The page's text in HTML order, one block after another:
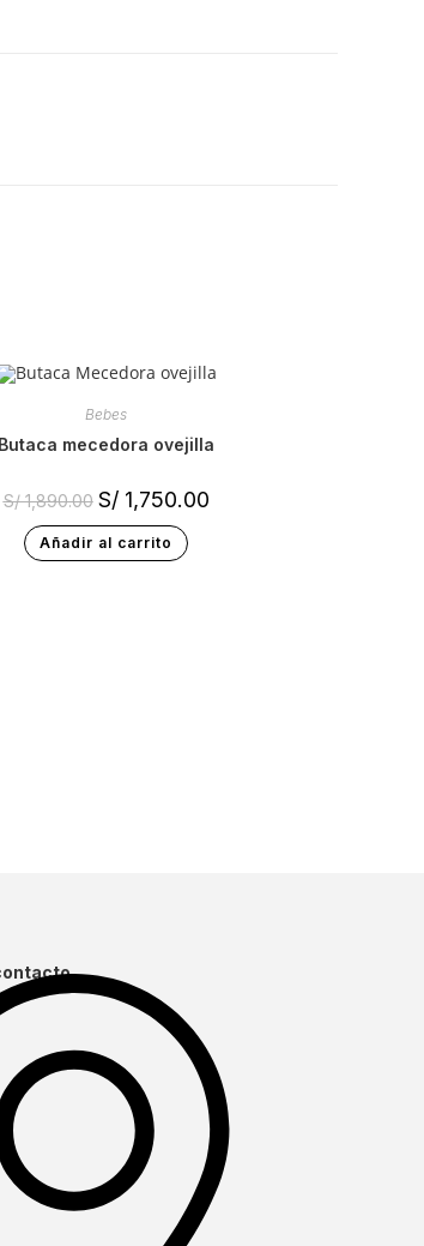
Bebes
butaca mecedora ovejilla
S/1,890.00 S/1,750.00
Añadir al carrito